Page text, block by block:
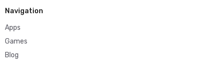
Navigation
Apps
Games
Blog